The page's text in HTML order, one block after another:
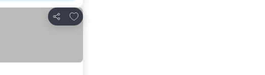
Partilhar
Adicionar aos favoritos